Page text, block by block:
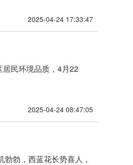
2025-04-24 17:33:47
民环境品质，4月22
2025-04-24 08:47:05
勃，西蓝花长势喜人，